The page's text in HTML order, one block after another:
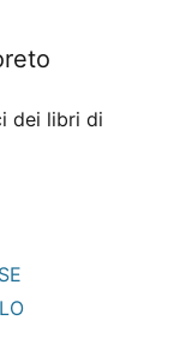
dei libri di